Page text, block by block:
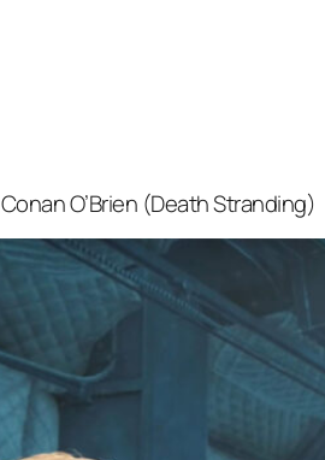
Conan O’Brien (Death Stranding)